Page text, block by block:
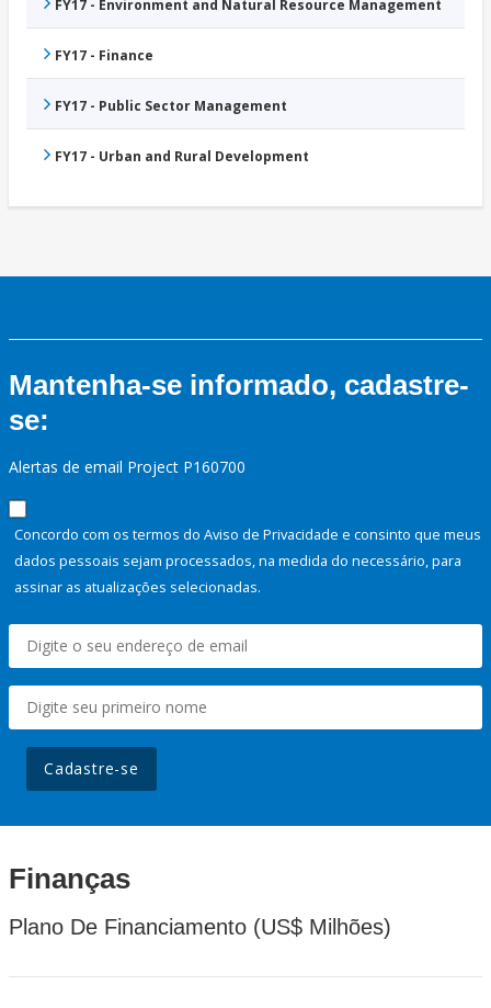
FY17 - Environment and Natural Resource Management
FY17 - Finance
FY17 - Public Sector Management
FY17 - Urban and Rural Development
Mantenha-se informado, cadastre-
se:
Alertas de email Project P160700
Concordo com os termos do Aviso de Privacidade e consinto que meus
dados pessoais sejam processados, na medida do necessário, para
assinar as atualizações selecionadas.
Cadastre-se
Finanças
Plano De Financiamento (US$ Milhões)